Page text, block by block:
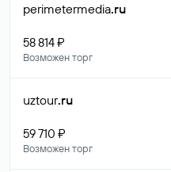
perimetermedia.ru
58 814 ₽
Возможен торг
uztour.ru
59 710 ₽
Возможен торг